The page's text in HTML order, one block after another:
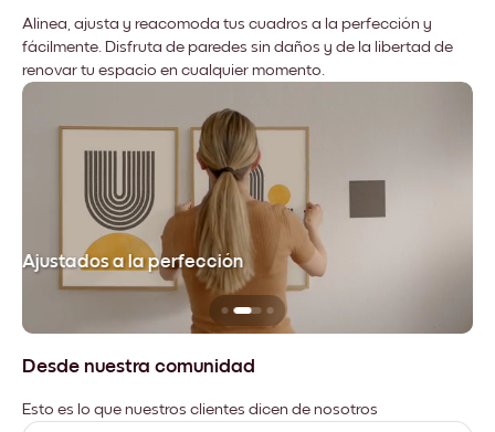
Alinea, ajusta y reacomoda tus cuadros a la perfección y
fácilmente. Disfruta de paredes sin daños y de la libertad de
renovar tu espacio en cualquier momento.
Ajustados a la perfección
Desde nuestra comunidad
Esto es lo que nuestros clientes dicen de nosotros